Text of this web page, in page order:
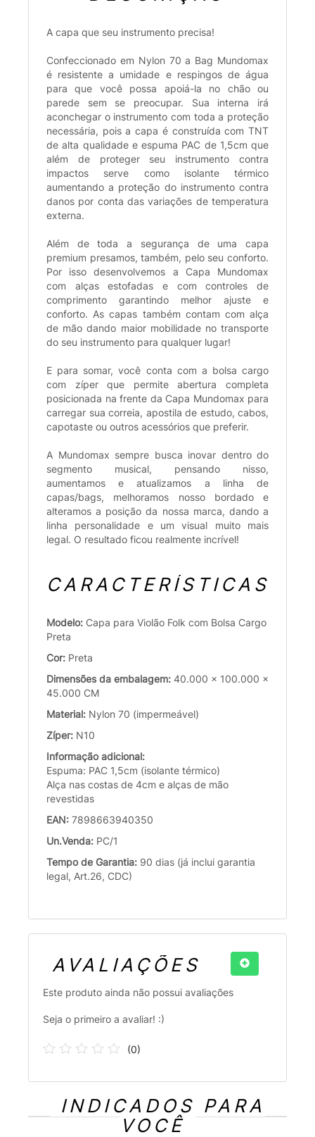
A capa que seu instrumento precisa!
Confeccionado em Nylon 70 a Bag Mundomax
é resistente a umidade e respingos de água
para que você possa apoiá-la no chão ou
parede sem se preocupar. Sua interna irá
aconchegar o instrumento com toda a proteção
necessária, pois a capa é construída com TNT
de alta qualidade e espuma PAC de 1,5cm que
além de proteger seu instrumento contra
impactos serve como isolante térmico
aumentando a proteção do instrumento contra
danos por conta das variações de temperatura
externa.
Além de toda a segurança de uma capa
premium presamos, também, pelo seu conforto.
Por isso desenvolvemos a Capa Mundomax
com alças estofadas e com controles de
comprimento garantindo melhor ajuste e
conforto. As capas também contam com alça
de mão dando maior mobilidade no transporte
do seu instrumento para qualquer lugar!
E para somar, você conta com a bolsa cargo
com zíper que permite abertura completa
posicionada na frente da Capa Mundomax para
carregar sua correia, apostila de estudo, cabos,
capotaste ou outros acessórios que preferir.
A Mundomax sempre busca inovar dentro do
segmento musical, pensando nisso,
aumentamos e atualizamos a linha de
capas/bags, melhoramos nosso bordado e
alteramos a posição da nossa marca, dando a
linha personalidade e um visual muito mais
legal. O resultado ficou realmente incrível!
CARACTERÍSTICAS
Modelo: Capa para Violão Folk com Bolsa Cargo
Preta
Cor: Preta
Dimensões da embalagem: 40.000 x 100.000 x
45.000 CM
Material: Nylon 70 (impermeável)
Zíper: N10
Informação adicional:
Espuma: PAC 1,5cm (isolante térmico)
Alça nas costas de 4cm e alças de mão
revestidas
EAN: 7898663940350
Un.Venda: PC/1
Tempo de Garantia: 90 dias (já inclui garantia
legal, Art.26, CDC)
AVALIAÇÕES
Este produto ainda não possui avaliações
Seja o primeiro a avaliar! :)
(0)
INDICADOS PARA
VOCÊ